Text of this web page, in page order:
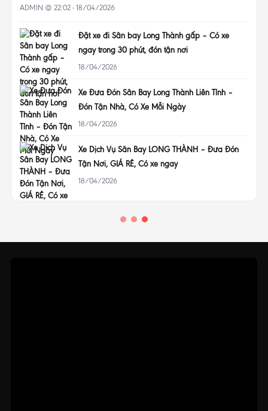
2026
xe đi Sân bay Long Thành gấp – Có xe
trong 30 phút, đón tận nơi
2026
Đón Sân Bay Long Thành Liên Tỉnh –
Tận Nhà, Có Xe Mỗi Ngày
2026
Vụ Sân Bay LONG THÀNH – Đưa Đón
Nơi, GIÁ RẺ, Có xe ngay
2026